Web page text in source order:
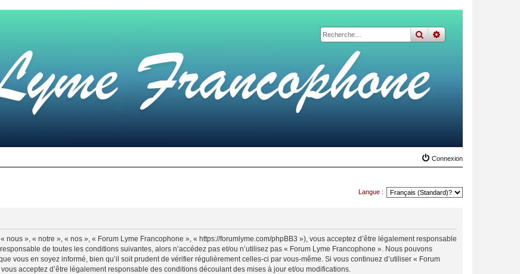
rechercher
recherche
Connexion
Langue :
», « notre », « nos », « Forum Lyme Francophone », « https://forumlyme.com/phpBB3 »), vous acceptez d’être légalement responsable
de toutes les conditions suivantes, alors n’accédez pas et/ou n’utilisez pas « Forum Lyme Francophone ». Nous pouvons
vous en soyez informé, bien qu’il soit prudent de vérifier régulièrement celles-ci par vous-même. Si vous continuez d’utiliser « Forum
acceptez d’être légalement responsable des conditions découlant des mises à jour et/ou modifications.